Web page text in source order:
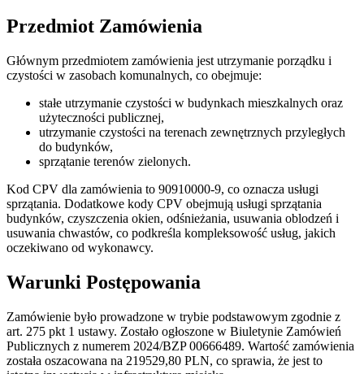
Przedmiot Zamówienia
Głównym przedmiotem zamówienia jest utrzymanie porządku i
czystości w zasobach komunalnych, co obejmuje:
stałe utrzymanie czystości w budynkach mieszkalnych oraz
użyteczności publicznej,
utrzymanie czystości na terenach zewnętrznych przyległych
do budynków,
sprzątanie terenów zielonych.
Kod CPV dla zamówienia to 90910000-9, co oznacza usługi
sprzątania. Dodatkowe kody CPV obejmują usługi sprzątania
budynków, czyszczenia okien, odśnieżania, usuwania oblodzeń i
usuwania chwastów, co podkreśla kompleksowość usług, jakich
oczekiwano od wykonawcy.
Warunki Postępowania
Zamówienie było prowadzone w trybie podstawowym zgodnie z
art. 275 pkt 1 ustawy. Zostało ogłoszone w Biuletynie Zamówień
Publicznych z numerem 2024/BZP 00666489. Wartość zamówienia
została oszacowana na 219529,80 PLN, co sprawia, że jest to